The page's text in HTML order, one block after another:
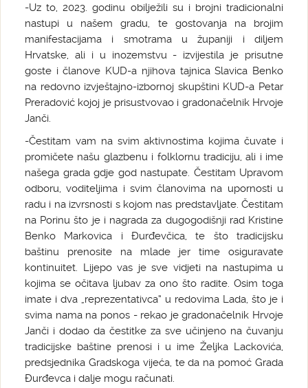
-Uz to, 2023. godinu obilježili su i brojni tradicionalni
nastupi u našem gradu, te gostovanja na brojim
manifestacijama i smotrama u županiji i diljem
Hrvatske, ali i u inozemstvu - izvijestila je prisutne
goste i članove KUD-a njihova tajnica Slavica Benko
na redovno izvještajno-izbornoj skupštini KUD-a Petar
Preradović kojoj je prisustvovao i gradonačelnik Hrvoje
Janči.
-Čestitam vam na svim aktivnostima kojima čuvate i
promičete našu glazbenu i folklornu tradiciju, ali i ime
našega grada gdje god nastupate. Čestitam Upravom
odboru, voditeljima i svim članovima na upornosti u
radu i na izvrsnosti s kojom nas predstavljate. Čestitam
na Porinu što je i nagrada za dugogodišnji rad Kristine
Benko Markovica i Đurđevčica, te što tradicijsku
baštinu prenosite na mlade jer time osiguravate
kontinuitet. Lijepo vas je sve vidjeti na nastupima u
kojima se očitava ljubav za ono što radite. Osim toga
imate i dva „reprezentativca“ u redovima Lada, što je i
svima nama na ponos - rekao je gradonačelnik Hrvoje
Janči i dodao da čestitke za sve učinjeno na čuvanju
tradicijske baštine prenosi i u ime Željka Lackovića,
predsjednika Gradskoga vijeća, te da na pomoć Grada
Đurđevca i dalje mogu računati.